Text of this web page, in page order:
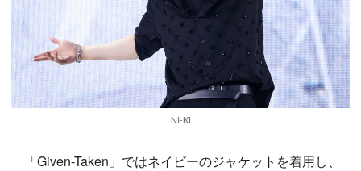
NI-KI
「Given-Taken」ではネイビーのジャケットを着用し、